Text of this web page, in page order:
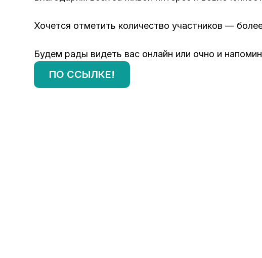
Хочется отметить количество участников —
Будем рады видеть вас онлайн или очно и
ПО ССЫЛКЕ!